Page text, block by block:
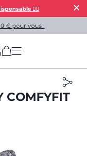
👯‍♀️
€ pour vous !
(has more options
COMFYFIT